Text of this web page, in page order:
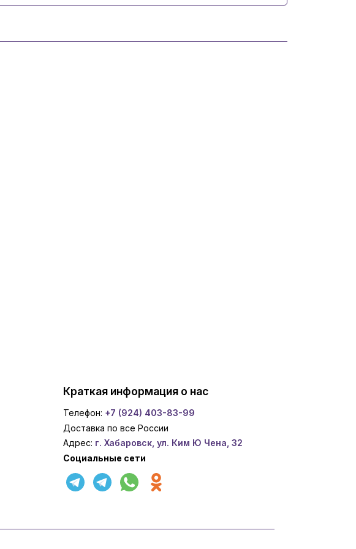
Краткая информация о нас
Телефон: +7 (924) 403-83-99
Доставка по все России
Адрес: г. Хабаровск, ул. Ким Ю Чена, 32
Социальные сети